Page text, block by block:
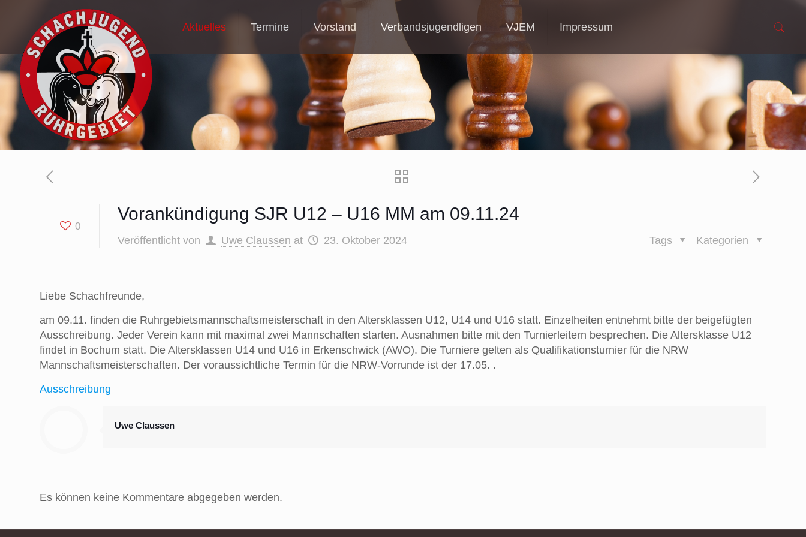
Aktuelles Termine Vorstand Verbandsjugendligen VJEM Impressum
0
Vorankündigung SJR U12 – U16 MM am 09.11.24
Veröffentlicht von Uwe Claussen at 23. Oktober 2024 Kategorien
Tags
Liebe Schachfreunde,
am 09.11. finden die Ruhrgebietsmannschaftsmeisterschaft in den Altersklassen U12, U14 und U16 statt. Einzelheiten entnehmt bitte der beigefügten
Ausschreibung. Jeder Verein kann mit maximal zwei Mannschaften starten. Ausnahmen bitte mit den Turnierleitern besprechen. Die Altersklasse U12
findet in Bochum statt. Die Altersklassen U14 und U16 in Erkenschwick (AWO). Die Turniere gelten als Qualifikationsturnier für die NRW
Mannschaftsmeisterschaften. Der voraussichtliche Termin für die NRW-Vorrunde ist der 17.05. .
Ausschreibung
Uwe Claussen
Es können keine Kommentare abgegeben werden.